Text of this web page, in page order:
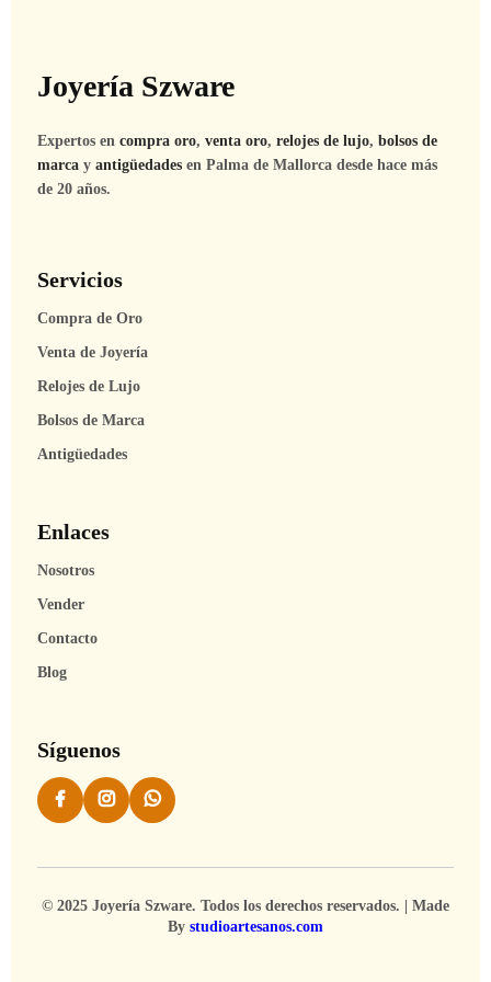
Joyería Szware
Expertos en compra oro, venta oro, relojes de lujo, bolsos de
marca y antigüedades en Palma de Mallorca desde hace más
de 20 años.
Servicios
Compra de Oro
Venta de Joyería
Relojes de Lujo
Bolsos de Marca
Antigüedades
Enlaces
Nosotros
Vender
Contacto
Blog
Síguenos
© 2025 Joyería Szware. Todos los derechos reservados. | Made
By studioartesanos.com